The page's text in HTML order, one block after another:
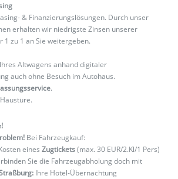
& Finanzierungslösungen. Durch unser
erhalten wir niedrigste Zinsen unserer
1 zu 1 an Sie weitergeben.
Ihres Altwagens anhand digitaler
auch ohne Besuch im Autohaus.
.
Bei Fahrzeugkauf:
eines Zugtickets(max. 30 EUR/2.Kl/1 Pers)
Sie die Fahrzeugabholung doch mit
Ihre Hotel-Übernachtung